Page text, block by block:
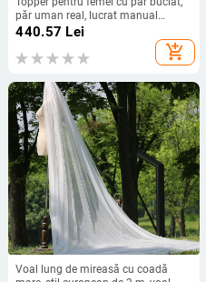
păr uman real, lucrat manual
complet, volum, model micro-roll
440.57 Lei
add_shopping_cart
Voal lung de mireasă cu coadă